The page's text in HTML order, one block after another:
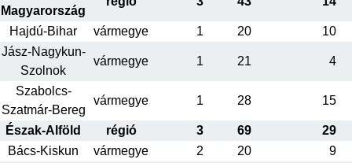
Magyarország
Hajdú-Bihar vármegye 1 20
10
Jász-Nagykun-
Szolnok
vármegye 1 21 4
Szabolcs-
Szatmár-Bereg
vármegye 1 28 15
Észak-Alföld régió 3 69
29
Bács-Kiskun
vármegye 2 20
9